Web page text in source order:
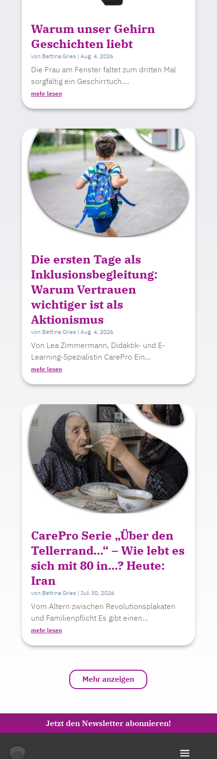
Warum unser Gehirn
Geschichten liebt
von Bettina Gries | Aug. 4, 2026
Die Frau am Fenster faltet zum dritten Mal
sorgfältig ein Geschirrtuch....
mehr lesen
Die ersten Tage als
Inklusionsbegleitung:
Warum Vertrauen
wichtiger ist als
Aktionismus
von Bettina Gries | Aug. 4, 2026
Von Lea Zimmermann, Didaktik- und E-
Learning-Spezialistin CarePro Ein...
mehr lesen
CarePro Serie „Über den
Tellerrand…“ – Wie lebt es
sich mit 80 in…? Heute:
Iran
von Bettina Gries | Juli 30, 2026
Vom Altern zwischen Revolutionsplakaten
und Familienpflicht Es gibt einen...
mehr lesen
Mehr anzeigen
Jetzt den Newsletter abonnieren!